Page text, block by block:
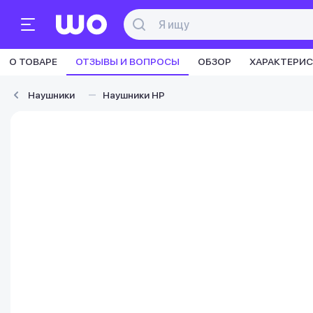
О ТОВАРЕ ОТЗЫВЫ И ВОПРОСЫ ОБЗОР
Наушники Наушники HP